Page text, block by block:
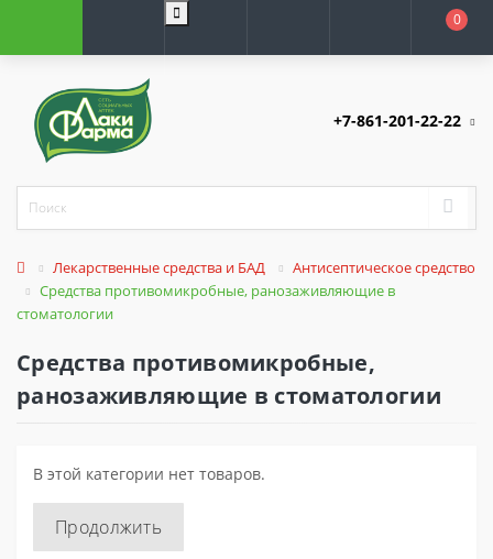
0
+7-861-201-22-22
Лекарственные средства и БАД
Антисептическое средство
Средства противомикробные, ранозаживляющие в
стоматологии
Средства противомикробные,
ранозаживляющие в стоматологии
В этой категории нет товаров.
Продолжить